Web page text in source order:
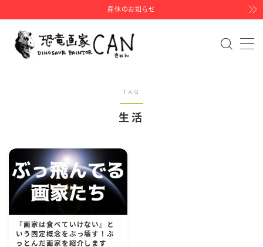
産休のお知らせ
MENU
LIVE PAINT
EHON
BLOG
TAG
生活
『画家は食べていけない』と
いう固定概念をぶっ壊す！ぶ
っとんだ画家を紹介します